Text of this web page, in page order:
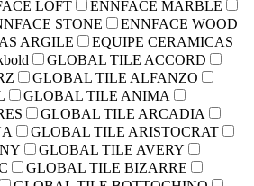
LOFT
ENNFACE MARBLE
STONE
ENNFACE WOOD
ARGILE
EQUIPE CERAMICAS
GLOBAL TILE ACCORD
GLOBAL TILE ALFANZO
GLOBAL TILE ANIMA
GLOBAL TILE ARCADIA
GLOBAL TILE ARISTOCRAT
GLOBAL TILE AVERY
GLOBAL TILE BIZARRE